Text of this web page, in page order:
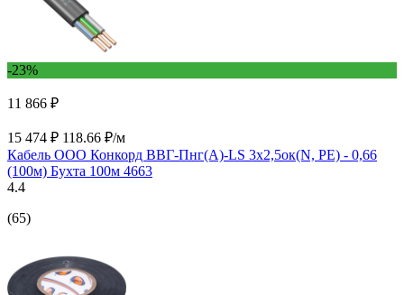
-23%
11 866 ₽
15 474 ₽ 118.66 ₽/м
Кабель ООО Конкорд ВВГ-Пнг(А)-LS 3x2,5ок(N, PE) - 0,66
(100м) Бухта 100м 4663
4.4
(65)